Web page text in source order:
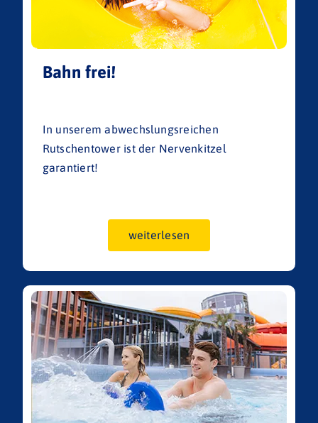
Bahn frei!
In unserem abwechslungsreichen
Rutschentower ist der Nervenkitzel
garantiert!
weiterlesen